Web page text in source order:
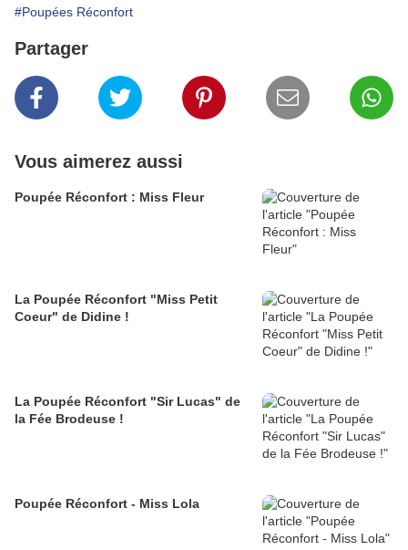
#Poupées Réconfort
Partager
Vous aimerez aussi
Poupée Réconfort : Miss Fleur
La Poupée Réconfort "Miss Petit
Coeur" de Didine !
La Poupée Réconfort "Sir Lucas" de
la Fée Brodeuse !
Poupée Réconfort - Miss Lola